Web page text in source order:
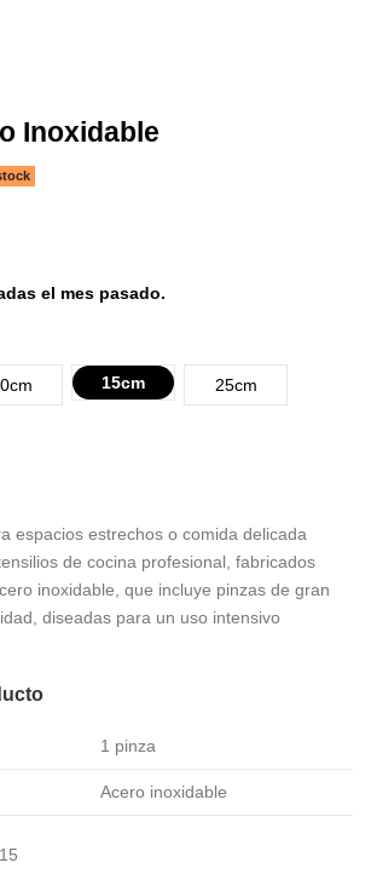
Inoxidable
el mes pasado.
15cm 25cm
espacios estrechos o comida delicada
de cocina profesional, fabricados
inoxidable, que incluye pinzas de gran
diseadas para un uso intensivo
1 pinza
Acero inoxidable